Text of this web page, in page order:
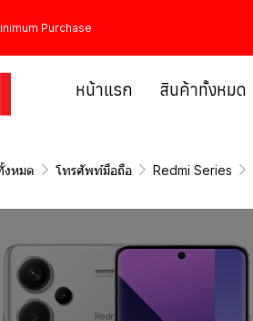
Purchase
หน้าแรก สินค้าทั้งหมด
งหมด โทรศัพท์มือถือ Redmi Series